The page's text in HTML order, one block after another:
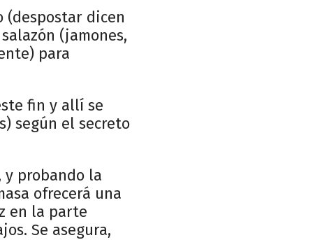
(despostar dicen
(jamones,
para
fin y allí se
según el secreto
y probando la
ofrecerá una
en la parte
Se asegura,